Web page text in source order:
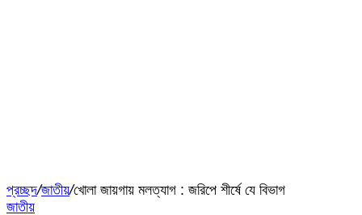
প্রচ্ছদ/জাতীয়/খোলা জায়গায় মলত্যাগ : জরিপে শীর্ষে যে বিভাগ
জাতীয়